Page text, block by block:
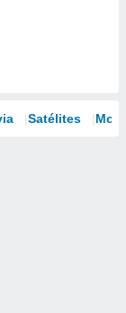
Satélites